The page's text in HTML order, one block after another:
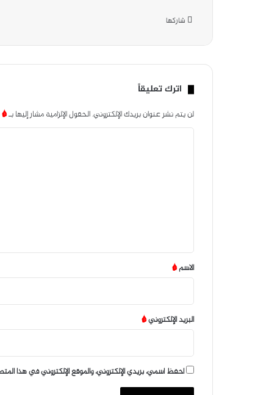
شاركها
اترك تعليقاً
لن يتم نشر عنوان بريدك الإلكتروني.الحقول الإلزامية مشار إليها بـ*
*
الاسم*
البريد الإلكتروني*
احفظ اسمي، بريدي الإلكتروني، والموقع الإلكتروني في هذا